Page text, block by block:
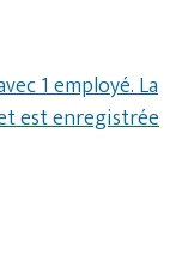
1 employé. La
est enregistrée